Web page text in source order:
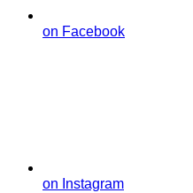
on Facebook
on Instagram